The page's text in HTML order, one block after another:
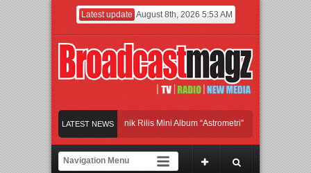
Latest update August 8th, 2026 5:53 AM
LATEST NEWS
Britpop Asal Bogor Piknik Rilis Mini Album “Astrometri” Meramaikan
Gerbang Inovasi dan Peluang Bisnis Industri Gifts dan Housewares Asia